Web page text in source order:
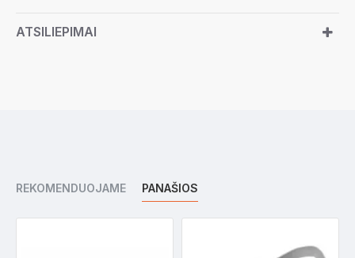
ATSILIEPIMAI
REKOMENDUOJAME PANAŠIOS